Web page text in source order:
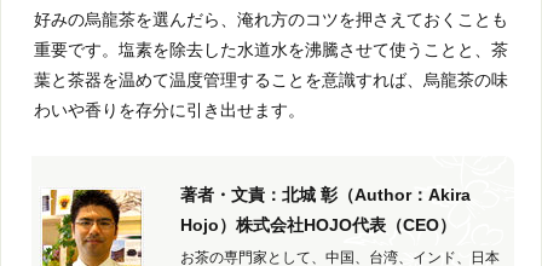
好みの烏龍茶を選んだら、淹れ方のコツを押さえておくことも
重要です。塩素を除去した水道水を沸騰させて使うことと、茶
葉と茶器を温めて温度管理することを意識すれば、烏龍茶の味
わいや香りを存分に引き出せます。
著者・文責：北城 彰（Author：Akira
Hojo）株式会社HOJO代表（CEO）
お茶の専門家として、中国、台湾、インド、日本